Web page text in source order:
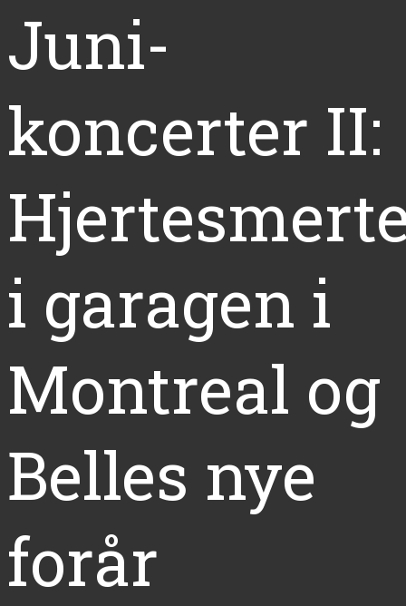
Juni-
koncerter II:
i garagen i
Montreal og
Belles nye
forår